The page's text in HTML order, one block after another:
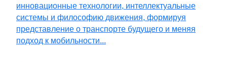
инновационные технологии, интеллектуальные
системы и философию движения, формируя
представление о транспорте будущего и меняя
подход к мобильности...